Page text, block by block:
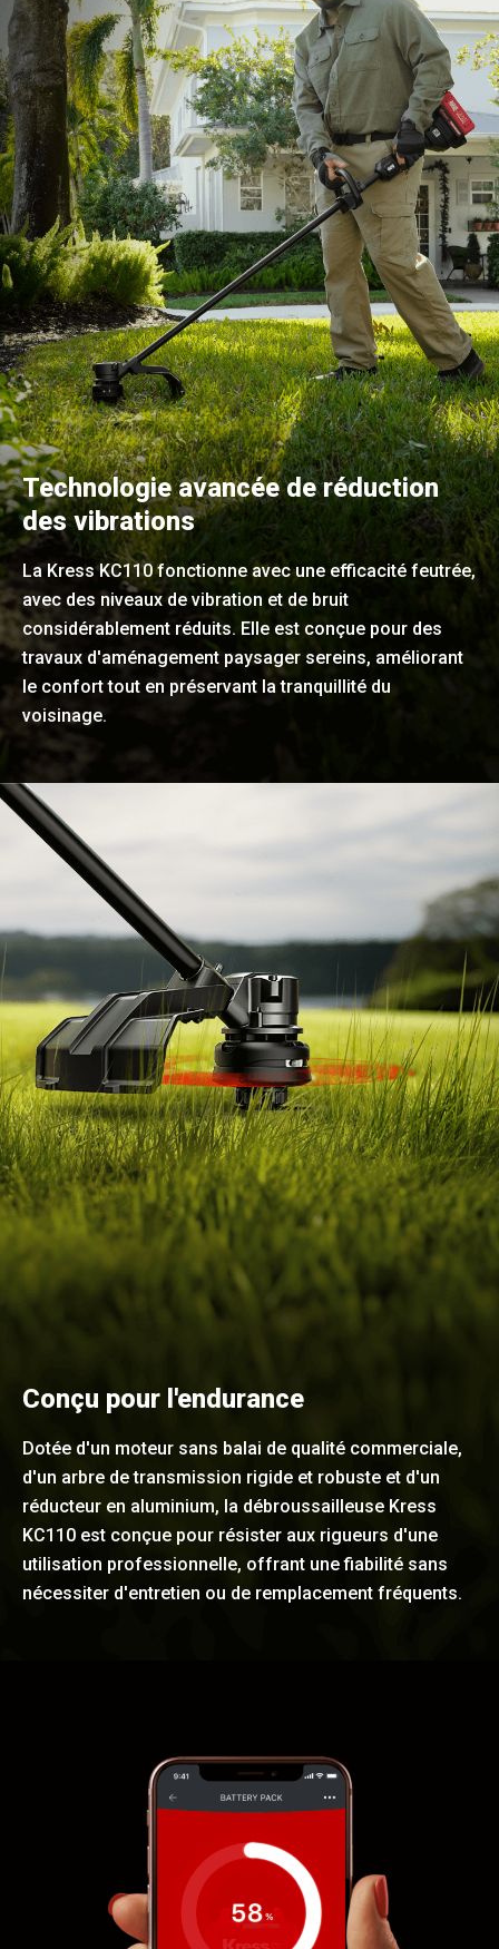
Technologie avancée de réduction
des vibrations
La Kress KC110 fonctionne avec une efficacité feutrée,
avec des niveaux de vibration et de bruit
considérablement réduits. Elle est conçue pour des
travaux d'aménagement paysager sereins, améliorant
le confort tout en préservant la tranquillité du
voisinage.
Conçu pour l'endurance
Dotée d'un moteur sans balai de qualité commerciale,
d'un arbre de transmission rigide et robuste et d'un
réducteur en aluminium, la débroussailleuse Kress
KC110 est conçue pour résister aux rigueurs d'une
utilisation professionnelle, offrant une fiabilité sans
nécessiter d'entretien ou de remplacement fréquents.